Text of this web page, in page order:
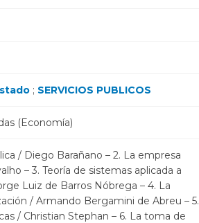
; SERVICIOS PUBLICOS
(Economía)
/ Diego Barañano – 2. La empresa
– 3. Teoría de sistemas aplicada a
Luiz de Barros Nóbrega – 4. La
/ Armando Bergamini de Abreu – 5.
/ Christian Stephan – 6. La toma de